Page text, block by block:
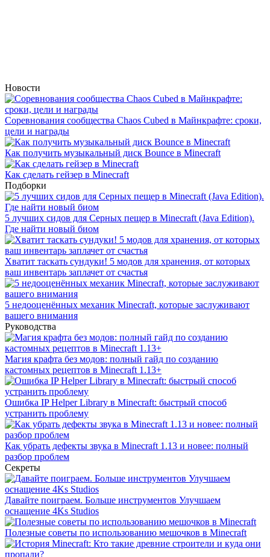
Новости
Соревнования сообщества Chaos Cubed в Майнкрафте: сроки,
цели и награды
Как получить музыкальный диск Bounce в Minecraft
Как сделать гейзер в Minecraft
Подборки
5 лучших сидов для Серных пещер в Minecraft (Java Edition).
Где найти новый биом
Хватит таскать сундуки! 5 модов для хранения, от которых
ваш инвентарь заплачет от счастья
5 недооценённых механик Minecraft, которые заслуживают
вашего внимания
Руководства
Магия крафта без модов: полный гайд по созданию
кастомных рецептов в Minecraft 1.13+
Ошибка IP Helper Library в Minecraft: быстрый способ
устранить проблему
Как убрать дефекты звука в Minecraft 1.13 и новее: полный
разбор проблем
Секреты
Давайте поиграем. Больше инструментов Улучшаем
оснащение 4Ks Studios
Полезные советы по использованию мешочков в Minecraft